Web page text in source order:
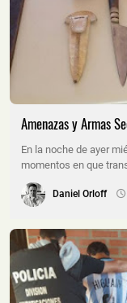
Amenazas y Armas
En la noche de ayer
momentos en que
Daniel Orloff